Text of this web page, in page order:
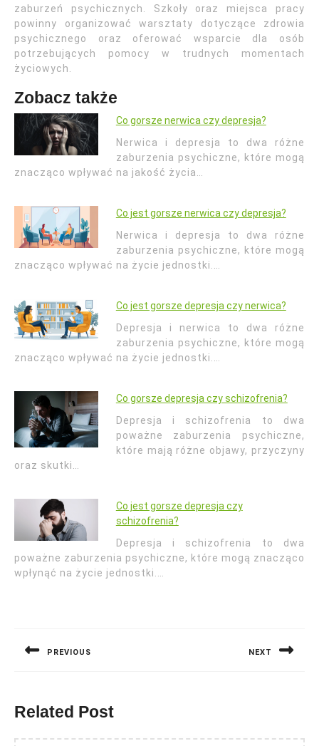
zaburzeń psychicznych. Szkoły oraz miejsca pracy
powinny organizować warsztaty dotyczące zdrowia
psychicznego oraz oferować wsparcie dla osób
potrzebujących pomocy w trudnych momentach
życiowych.
Zobacz także
Co gorsze nerwica czy depresja?
Nerwica i depresja to dwa różne
zaburzenia psychiczne, które mogą
znacząco wpływać na jakość życia…
Co jest gorsze nerwica czy depresja?
Nerwica i depresja to dwa różne
zaburzenia psychiczne, które mogą
znacząco wpływać na życie jednostki.…
Co jest gorsze depresja czy nerwica?
Depresja i nerwica to dwa różne
zaburzenia psychiczne, które mogą
znacząco wpływać na życie jednostki.…
Co gorsze depresja czy schizofrenia?
Depresja i schizofrenia to dwa
poważne zaburzenia psychiczne,
które mają różne objawy, przyczyny
oraz skutki…
Co jest gorsze depresja czy
schizofrenia?
Depresja i schizofrenia to dwa
poważne zaburzenia psychiczne, które mogą znacząco
wpłynąć na życie jednostki.…
PREVIOUS NEXT
Related Post